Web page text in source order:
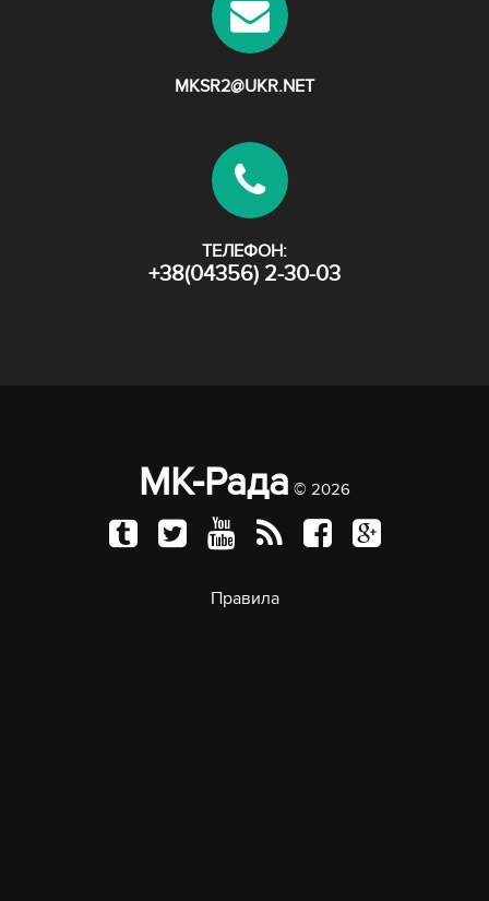
MKSR2@UKR.NET
ТЕЛЕФОН:
+38(04356) 2-30-03
МК-Рада © 2026
Правила